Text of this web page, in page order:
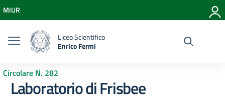
Vai al menu di navigazione
Vai al footer
MIUR
Liceo Scientifico
Enrico Fermi
Circolare N. 282
Laboratorio di Frisbee